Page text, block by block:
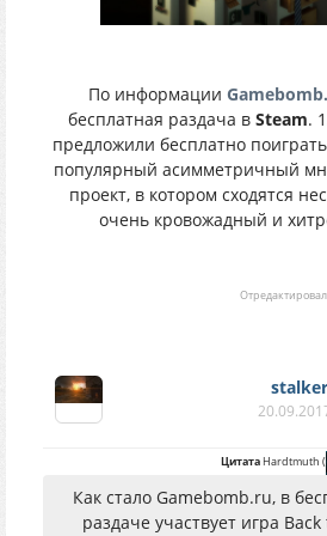
По информации
бесплатная раздача в Steam.
предложили бесплатно
популярный асимметричный
проект, в котором сходятся
очень кровожадный и
Отредактировал
ЦитатаHardtmuth (
Как стало Gamebomb.ru, в
раздаче участвует игра